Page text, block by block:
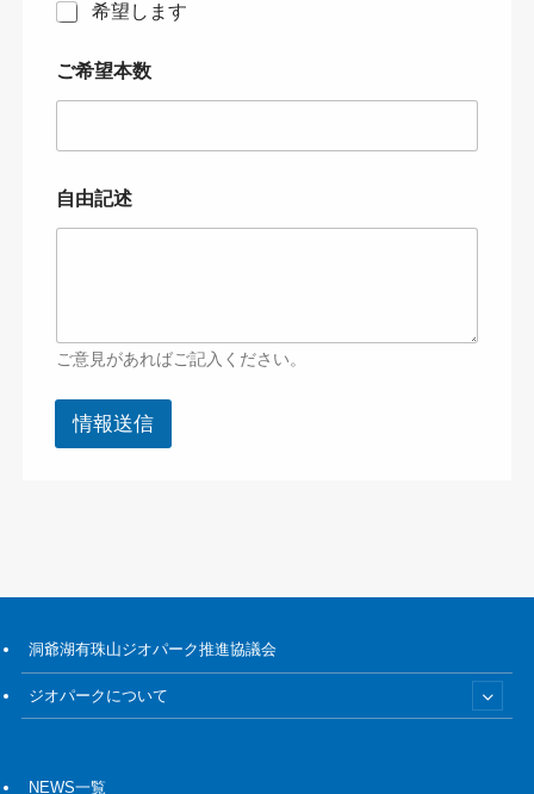
希望します
ご希望本数
自由記述
ご意見があればご記入ください。
情報送信
洞爺湖有珠山ジオパーク推進協議会
ジオパークについて
NEWS一覧